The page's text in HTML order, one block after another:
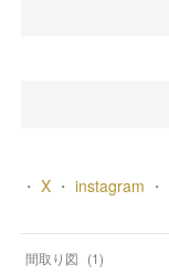
・ X・ instagram ・
間取り図 (1)